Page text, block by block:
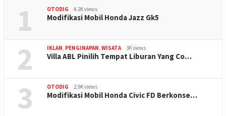
1 OTODIG 4.2K views
Modifikasi Mobil Honda Jazz Gk5
2 IKLAN PENGINAPAN WISATA 3K views
Villa ABL Pinilih Tempat Liburan Yang Co…
3 OTODIG 2.9K views
Modifikasi Mobil Honda Civic FD Berkonse…